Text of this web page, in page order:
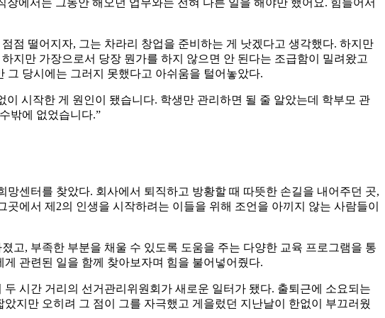
에서는 그동안 해오던 업무와는 전혀 다른 일을 해야만 했어요. 힘들어서
점 떨어지자, 그는 차라리 창업을 준비하는 게 낫겠다고 생각했다. 하지만
지만 가장으로서 당장 뭔가를 하지 않으면 안 된다는 조급함이 밀려왔고
당시에는 그러지 못했다고 아쉬움을 털어놓았다.
시작한 게 원인이 됐습니다. 학생만 관리하면 될 줄 알았는데 학부모 관
밖에 없었습니다.”
센터를 찾았다. 회사에서 퇴직하고 방황할 때 따뜻한 손길을 내어주던 곳,
에서 제2의 인생을 시작하려는 이들을 위해 조언을 아끼지 않는 사람들이
고, 부족한 부분을 채울 수 있도록 도움을 주는 다양한 교육 프로그램을 통
관련된 일을 함께 찾아보자며 힘을 불어넣어줬다.
시간 거리의 선거관리위원회가 새로운 일터가 됐다. 출퇴근에 소요되는
지만 오히려 그 점이 그를 자극했고 게을렀던 지난날이 한없이 부끄러웠